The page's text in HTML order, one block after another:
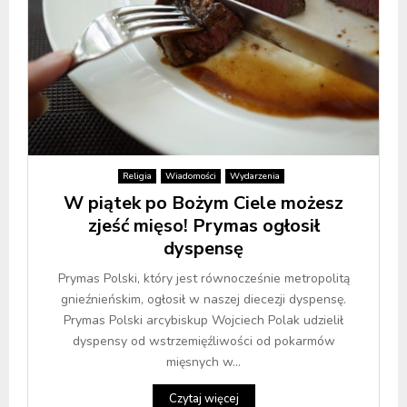
Religia Wiadomości Wydarzenia
W piątek po Bożym Ciele możesz
zjeść mięso! Prymas ogłosił
dyspensę
Prymas Polski, który jest równocześnie metropolitą
gnieźnieńskim, ogłosił w naszej diecezji dyspensę.
Prymas Polski arcybiskup Wojciech Polak udzielił
dyspensy od wstrzemięźliwości od pokarmów
mięsnych w...
Czytaj więcej